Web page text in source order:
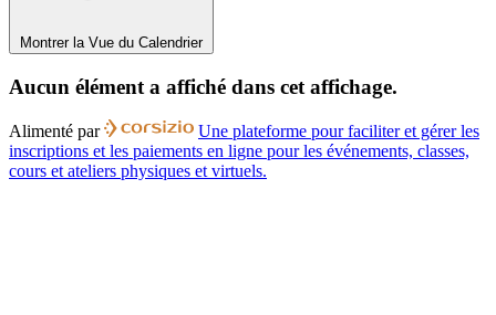
Montrer la Vue du Calendrier
Aucun élément a affiché dans cet affichage.
Alimenté par
Une plateforme pour faciliter et gérer les
inscriptions et les paiements en ligne pour les événements, classes,
cours et ateliers physiques et virtuels.